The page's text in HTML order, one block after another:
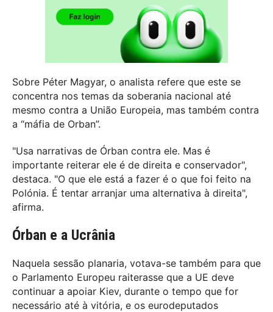
Sobre Péter Magyar, o analista refere que este se
concentra nos temas da soberania nacional até
mesmo contra a União Europeia, mas também contra
a “máfia de Orban”.
"Usa narrativas de Órban contra ele. Mas é
importante reiterar ele é de direita e conservador",
destaca. "O que ele está a fazer é o que foi feito na
Polónia. É tentar arranjar uma alternativa à direita",
afirma.
Órban e a Ucrânia
Naquela sessão planaria, votava-se também para que
o Parlamento Europeu raiterasse que a UE deve
continuar a apoiar Kiev, durante o tempo que for
necessário até à vitória, e os eurodeputados